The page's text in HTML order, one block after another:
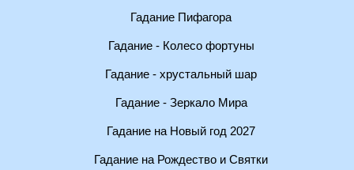
Гадание Пифагора
Гадание - Колесо фортуны
Гадание - хрустальный шар
Гадание - Зеркало Мира
Гадание на Новый год 2027
Гадание на Рождество и Святки